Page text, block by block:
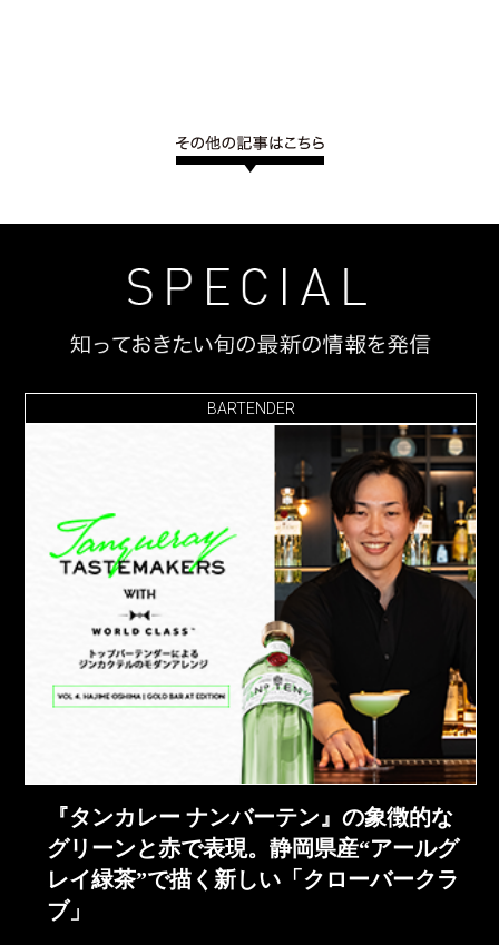
BARTENDER
『タンカレー ナンバーテン』の象徴的な
グリーンと赤で表現。静岡県産“アールグ
レイ緑茶”で描く新しい「クローバークラ
ブ」